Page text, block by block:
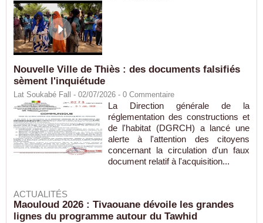
Nouvelle Ville de Thiès : des documents falsifiés
sèment l'inquiétude
Lat Soukabé Fall - 02/07/2026 - 0 Commentaire
La Direction générale de la
réglementation des constructions et
de l'habitat (DGRCH) a lancé une
alerte à l'attention des citoyens
concernant la circulation d'un faux
document relatif à l'acquisition...
ACTUALITÉS
Maouloud 2026 : Tivaouane dévoile les grandes
lignes du programme autour du Tawhid